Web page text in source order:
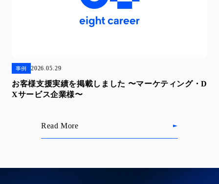
事例 2026.05.29
お客様支援実績を掲載しました 〜マーケティング・D
Xサービス企業様〜
Read More